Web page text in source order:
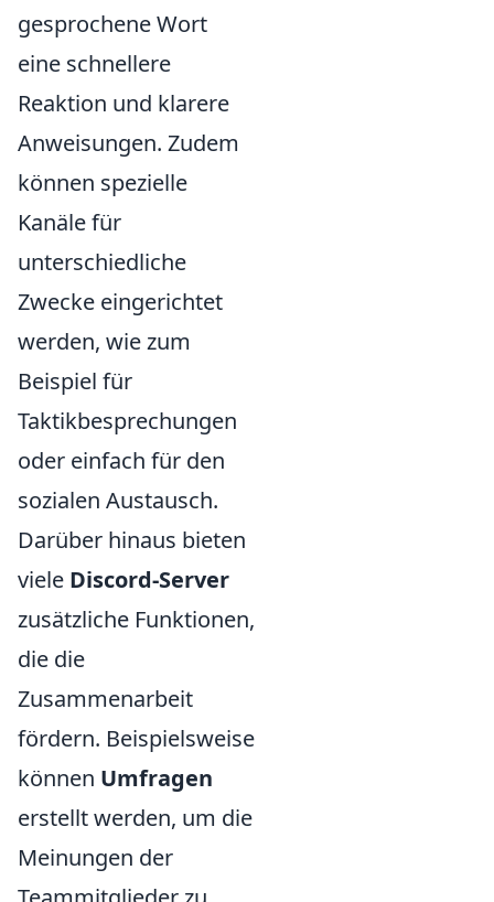
gesprochene Wort
eine schnellere
Reaktion und klarere
Anweisungen. Zudem
können spezielle
Kanäle für
unterschiedliche
Zwecke eingerichtet
werden, wie zum
Beispiel für
Taktikbesprechungen
oder einfach für den
sozialen Austausch.
Darüber hinaus bieten
viele Discord-Server
zusätzliche Funktionen,
die die
Zusammenarbeit
fördern. Beispielsweise
können Umfragen
erstellt werden, um die
Meinungen der